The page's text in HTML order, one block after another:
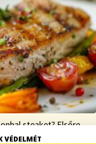
steaket? Elsőre
választás a nagy
VÉDELMÉT